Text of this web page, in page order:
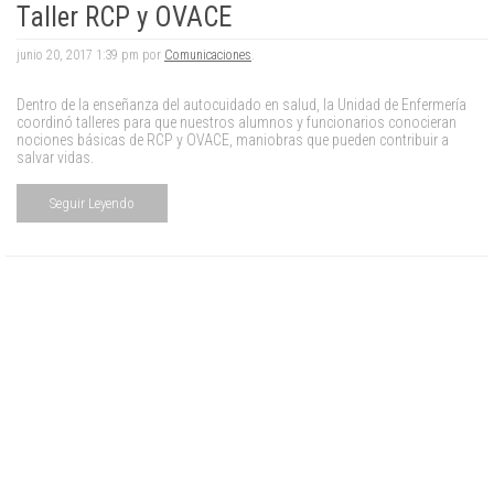
Taller RCP y OVACE
junio 20, 2017 1:39 pm por Comunicaciones.
Dentro de la enseñanza del autocuidado en salud, la Unidad de Enfermería
coordinó talleres para que nuestros alumnos y funcionarios conocieran
nociones básicas de RCP y OVACE, maniobras que pueden contribuir a
salvar vidas.
Seguir Leyendo